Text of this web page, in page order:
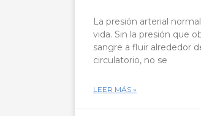
La presión arterial
vida. Sin la presión que
sangre a fluir alrededor
circulatorio, no se
LEER MÁS »